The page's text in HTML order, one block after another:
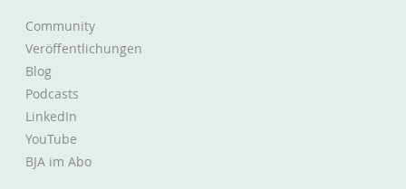
Community
Veröffentlichungen
Blog
Podcasts
LinkedIn
YouTube
BJA im Abo